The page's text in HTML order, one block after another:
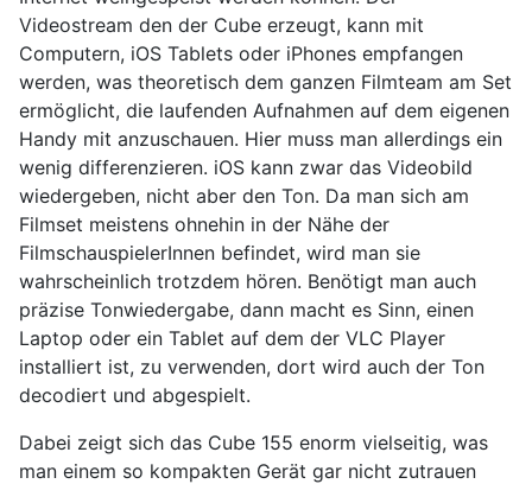
Videostream den der Cube erzeugt, kann mit
Computern, iOS Tablets oder iPhones empfangen
werden, was theoretisch dem ganzen Filmteam am Set
ermöglicht, die laufenden Aufnahmen auf dem eigenen
Handy mit anzuschauen. Hier muss man allerdings ein
wenig differenzieren. iOS kann zwar das Videobild
wiedergeben, nicht aber den Ton. Da man sich am
Filmset meistens ohnehin in der Nähe der
FilmschauspielerInnen befindet, wird man sie
wahrscheinlich trotzdem hören. Benötigt man auch
präzise Tonwiedergabe, dann macht es Sinn, einen
Laptop oder ein Tablet auf dem der VLC Player
installiert ist, zu verwenden, dort wird auch der Ton
decodiert und abgespielt.
Dabei zeigt sich das Cube 155 enorm vielseitig, was
man einem so kompakten Gerät gar nicht zutrauen